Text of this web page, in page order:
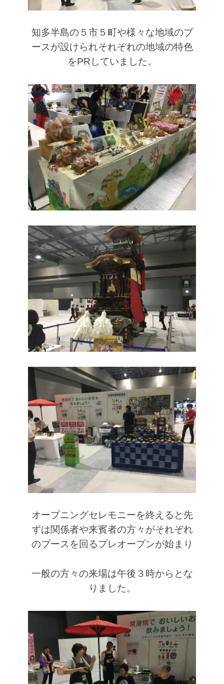
知多半島の５市５町や様々な地域のブ
ースが設けられそれぞれの地域の特色
をPRしていました。
オープニングセレモニーを終えると先
ずは関係者や来賓者の方々がそれぞれ
のブースを回るプレオープンが始まり
一般の方々の来場は午後３時からとな
りました。